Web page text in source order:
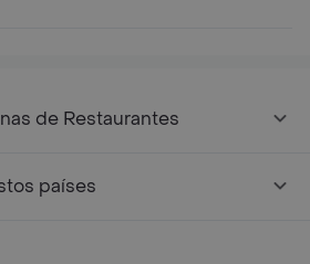
de Restaurantes
países